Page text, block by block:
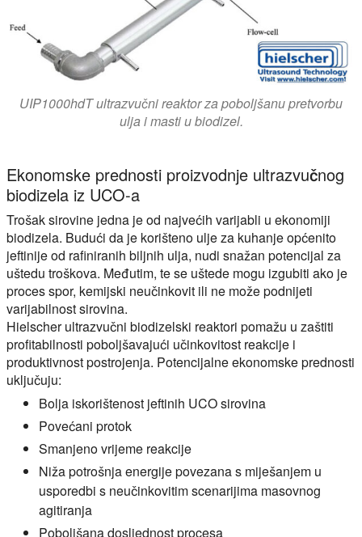
UIP1000hdT ultrazvučni reaktor za poboljšanu pretvorbu
ulja i masti u biodizel.
Ekonomske prednosti proizvodnje ultrazvučnog
biodizela iz UCO-a
Trošak sirovine jedna je od najvećih varijabli u ekonomiji
biodizela. Budući da je korišteno ulje za kuhanje općenito
jeftinije od rafiniranih biljnih ulja, nudi snažan potencijal za
uštedu troškova. Međutim, te se uštede mogu izgubiti ako je
proces spor, kemijski neučinkovit ili ne može podnijeti
varijabilnost sirovina.
Hielscher ultrazvučni biodizelski reaktori pomažu u zaštiti
profitabilnosti poboljšavajući učinkovitost reakcije i
produktivnost postrojenja. Potencijalne ekonomske prednosti
uključuju:
Bolja iskorištenost jeftinih UCO sirovina
Povećani protok
Smanjeno vrijeme reakcije
Niža potrošnja energije povezana s miješanjem u
usporedbi s neučinkovitim scenarijima masovnog
agitiranja
Poboljšana dosljednost procesa